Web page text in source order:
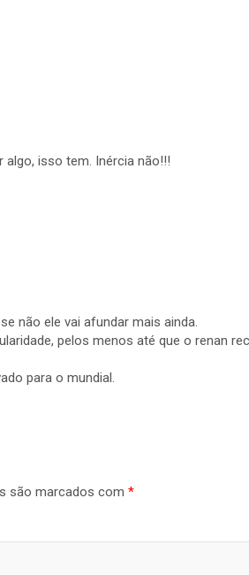
isso tem. Inércia não!!!
não ele vai afundar mais ainda.
pelos menos até que o renan
para o mundial.
são marcados com *